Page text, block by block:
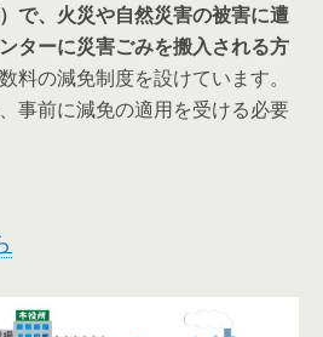
で、火災や自然災害の被害に遭
ターに災害ごみを搬入される方
料の減免制度を設けています。
事前に減免の適用を受ける必要